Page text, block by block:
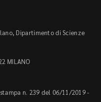
Dipartimento di Scienze
MILANO
n. 239 del 06/11/2019 -